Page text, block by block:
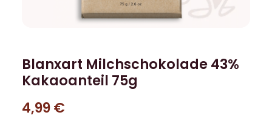
Blanxart Milchschokolade 43%
Kakaoanteil 75g
4,99€